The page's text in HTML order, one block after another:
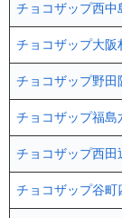
チョコザップ西
チョコザップ大阪
チョコザップ野田
チョコザップ福島
チョコザップ西
チョコザップ谷町